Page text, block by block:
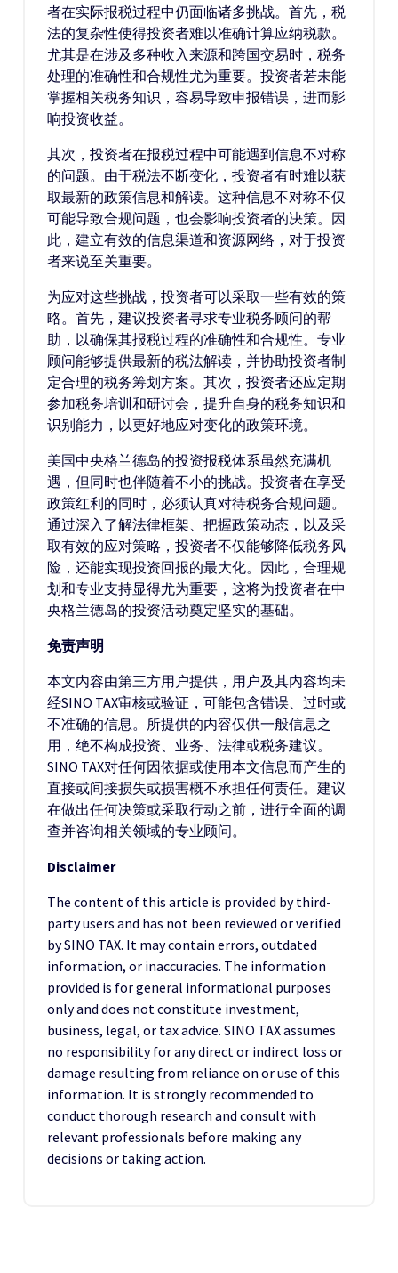
者在实际报税过程中仍面临诸多挑战。首先，税
法的复杂性使得投资者难以准确计算应纳税款。
尤其是在涉及多种收入来源和跨国交易时，税务
处理的准确性和合规性尤为重要。投资者若未能
掌握相关税务知识，容易导致申报错误，进而影
响投资收益。
其次，投资者在报税过程中可能遇到信息不对称
的问题。由于税法不断变化，投资者有时难以获
取最新的政策信息和解读。这种信息不对称不仅
可能导致合规问题，也会影响投资者的决策。因
此，建立有效的信息渠道和资源网络，对于投资
者来说至关重要。
为应对这些挑战，投资者可以采取一些有效的策
略。首先，建议投资者寻求专业税务顾问的帮
助，以确保其报税过程的准确性和合规性。专业
顾问能够提供最新的税法解读，并协助投资者制
定合理的税务筹划方案。其次，投资者还应定期
参加税务培训和研讨会，提升自身的税务知识和
识别能力，以更好地应对变化的政策环境。
美国中央格兰德岛的投资报税体系虽然充满机
遇，但同时也伴随着不小的挑战。投资者在享受
政策红利的同时，必须认真对待税务合规问题。
通过深入了解法律框架、把握政策动态，以及采
取有效的应对策略，投资者不仅能够降低税务风
险，还能实现投资回报的最大化。因此，合理规
划和专业支持显得尤为重要，这将为投资者在中
央格兰德岛的投资活动奠定坚实的基础。
免责声明
本文内容由第三方用户提供，用户及其内容均未
经SINO TAX审核或验证，可能包含错误、过时或
不准确的信息。所提供的内容仅供一般信息之
用，绝不构成投资、业务、法律或税务建议。
SINO TAX对任何因依据或使用本文信息而产生的
直接或间接损失或损害概不承担任何责任。建议
在做出任何决策或采取行动之前，进行全面的调
查并咨询相关领域的专业顾问。
Disclaimer
The content of this article is provided by third-
party users and has not been reviewed or verified
by SINO TAX. It may contain errors, outdated
information, or inaccuracies. The information
provided is for general informational purposes
only and does not constitute investment,
business, legal, or tax advice. SINO TAX assumes
no responsibility for any direct or indirect loss or
damage resulting from reliance on or use of this
information. It is strongly recommended to
conduct thorough research and consult with
relevant professionals before making any
decisions or taking action.